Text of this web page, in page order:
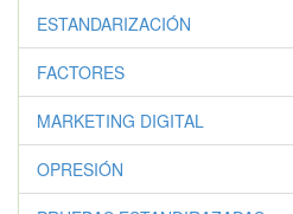
ESTANDARIZACIÓN
FACTORES
MARKETING DIGITAL
OPRESIÓN